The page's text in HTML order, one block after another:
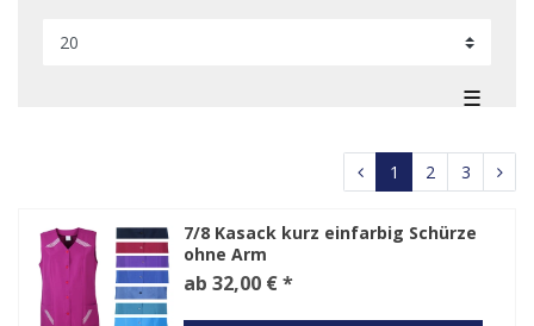
☰
1 2 3
7/8 Kasack kurz einfarbig Schürze
ohne Arm
ab 32,00 € *